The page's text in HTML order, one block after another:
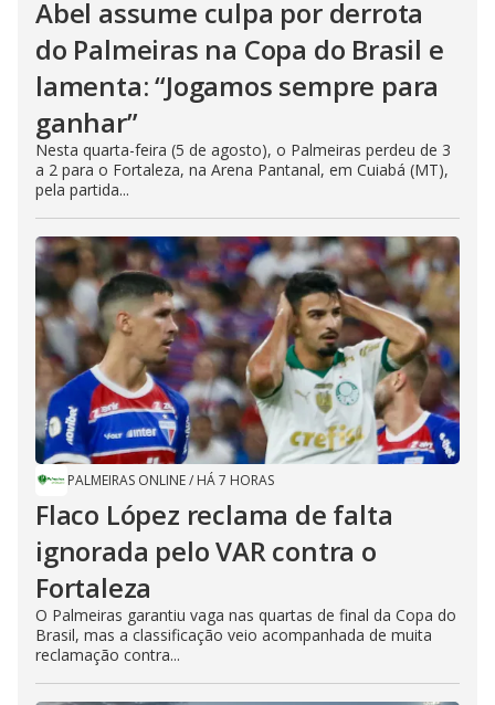
Abel assume culpa por derrota
do Palmeiras na Copa do Brasil e
lamenta: “Jogamos sempre para
ganhar”
Nesta quarta-feira (5 de agosto), o Palmeiras perdeu de 3
a 2 para o Fortaleza, na Arena Pantanal, em Cuiabá (MT),
pela partida...
PALMEIRAS ONLINE/ HÁ 7 HORAS
Flaco López reclama de falta
ignorada pelo VAR contra o
Fortaleza
O Palmeiras garantiu vaga nas quartas de final da Copa do
Brasil, mas a classificação veio acompanhada de muita
reclamação contra...